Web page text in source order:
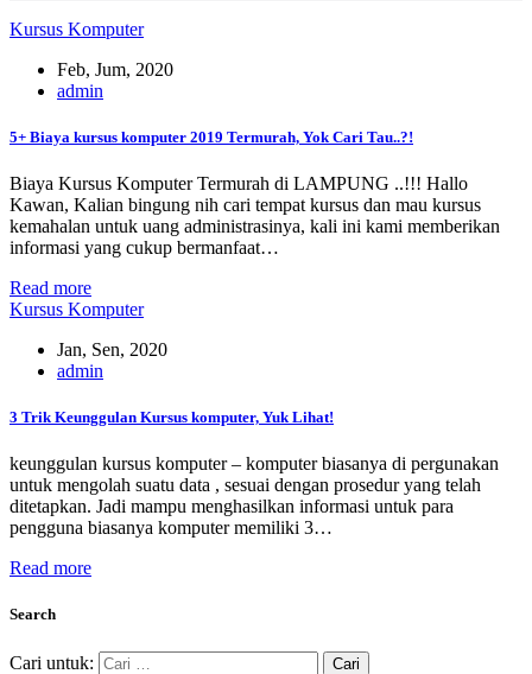
Kursus Komputer
Feb, Jum, 2020
admin
5+ Biaya kursus komputer 2019 Termurah, Yok Cari Tau..?!
Biaya Kursus Komputer Termurah di LAMPUNG ..!!! Hallo
Kawan, Kalian bingung nih cari tempat kursus dan mau kursus
kemahalan untuk uang administrasinya, kali ini kami memberikan
informasi yang cukup bermanfaat…
Read more
Kursus Komputer
Jan, Sen, 2020
admin
3 Trik Keunggulan Kursus komputer, Yuk Lihat!
keunggulan kursus komputer – komputer biasanya di pergunakan
untuk mengolah suatu data , sesuai dengan prosedur yang telah
ditetapkan. Jadi mampu menghasilkan informasi untuk para
pengguna biasanya komputer memiliki 3…
Read more
Search
Cari untuk: